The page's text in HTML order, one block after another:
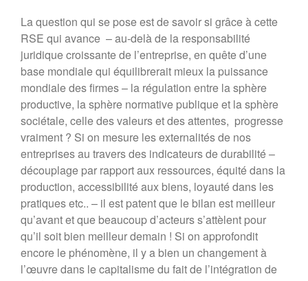
La question qui se pose est de savoir si grâce à cette
RSE qui avance – au-delà de la responsabilité
juridique croissante de l’entreprise, en quête d’une
base mondiale qui équilibrerait mieux la puissance
mondiale des firmes – la régulation entre la sphère
productive, la sphère normative publique et la sphère
sociétale, celle des valeurs et des attentes, progresse
vraiment ? Si on mesure les externalités de nos
entreprises au travers des indicateurs de durabilité –
découplage par rapport aux ressources, équité dans la
production, accessibilité aux biens, loyauté dans les
pratiques etc.. – il est patent que le bilan est meilleur
qu’avant et que beaucoup d’acteurs s’attèlent pour
qu’il soit bien meilleur demain ! Si on approfondit
encore le phénomène, il y a bien un changement à
l’œuvre dans le capitalisme du fait de l’intégration de